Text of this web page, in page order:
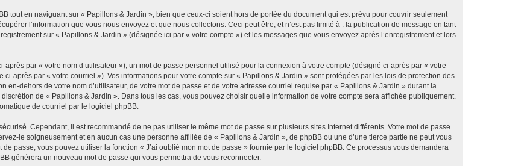
tout en naviguant sur « Papillons & Jardin », bien que ceux-ci soient hors de portée du document qui est prévu pour couvrir seulement
l’information que vous nous envoyez et que nous collectons. Ceci peut être, et n’est pas limité à : la publication de message en tant
sur « Papillons & Jardin » (désignée ici par « votre compte ») et les messages que vous envoyez après l’enregistrement et lors
par « votre nom d’utilisateur »), un mot de passe personnel utilisé pour la connexion à votre compte (désigné ci-après par « votre
après par « votre courriel »). Vos informations pour votre compte sur « Papillons & Jardin » sont protégées par les lois de protection des
dehors de votre nom d’utilisateur, de votre mot de passe et de votre adresse courriel requise par « Papillons & Jardin » durant la
de « Papillons & Jardin ». Dans tous les cas, vous pouvez choisir quelle information de votre compte sera affichée publiquement.
de courriel par le logiciel phpBB.
Cependant, il est recommandé de ne pas utiliser le même mot de passe sur plusieurs sites Internet différents. Votre mot de passe
le soigneusement et en aucun cas une personne affiliée de « Papillons & Jardin », de phpBB ou une d’une tierce partie ne peut vous
passe, vous pouvez utiliser la fonction « J’ai oublié mon mot de passe » fournie par le logiciel phpBB. Ce processus vous demandera
générera un nouveau mot de passe qui vous permettra de vous reconnecter.